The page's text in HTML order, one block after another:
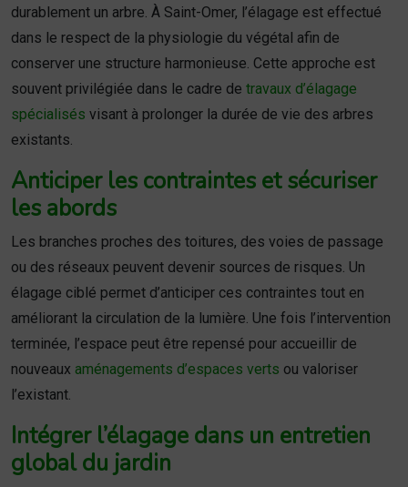
durablement un arbre. À Saint-Omer, l’élagage est effectué
dans le respect de la physiologie du végétal afin de
conserver une structure harmonieuse. Cette approche est
souvent privilégiée dans le cadre de travaux d’élagage
spécialisés visant à prolonger la durée de vie des arbres
existants.
Anticiper les contraintes et sécuriser
les abords
Les branches proches des toitures, des voies de passage
ou des réseaux peuvent devenir sources de risques. Un
élagage ciblé permet d’anticiper ces contraintes tout en
améliorant la circulation de la lumière. Une fois l’intervention
terminée, l’espace peut être repensé pour accueillir de
nouveaux aménagements d’espaces verts ou valoriser
l’existant.
Intégrer l’élagage dans un entretien
global du jardin